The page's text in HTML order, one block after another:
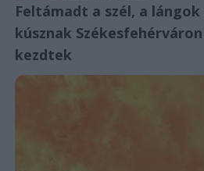
Feltámadt a szél, a
kúsznak
kezdtek